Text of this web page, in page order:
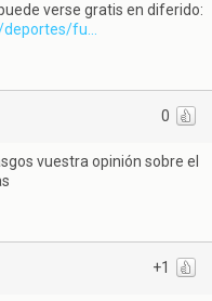
verse gratis en diferido:
fu...
0
vuestra opinión sobre el
+1